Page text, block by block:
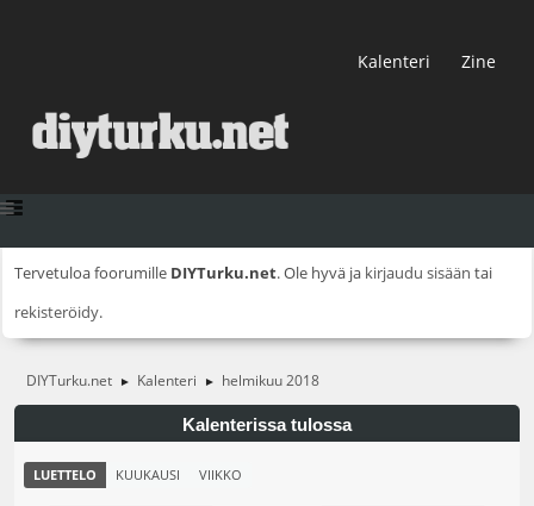
Kalenteri Zine
Tervetuloa foorumille DIYTurku.net. Ole hyvä ja kirjaudu sisään tai
rekisteröidy.
DIYTurku.net ► Kalenteri ► helmikuu 2018
Kalenterissa tulossa
LUETTELO KUUKAUSI VIIKKO